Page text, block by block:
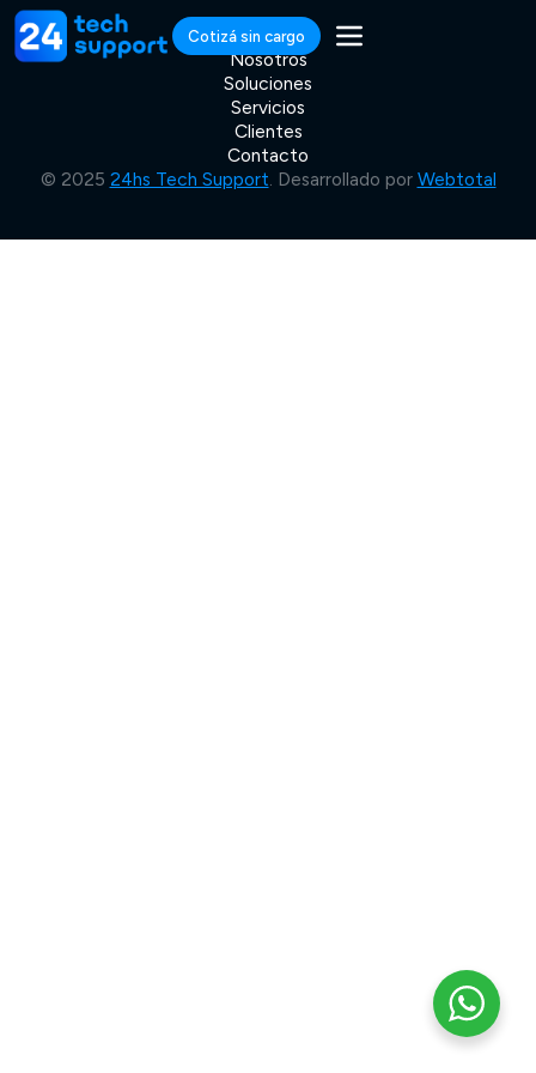
Cotizá sin cargo
Nosotros
Soluciones
Servicios
Clientes
Contacto
© 2025 24hs Tech Support. Desarrollado por Webtotal